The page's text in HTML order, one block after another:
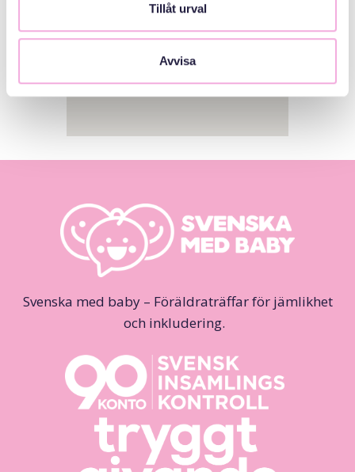
Tillåt urval
Avvisa
Svenska med baby – Föräldraträffar för jämlikhet
och inkludering.